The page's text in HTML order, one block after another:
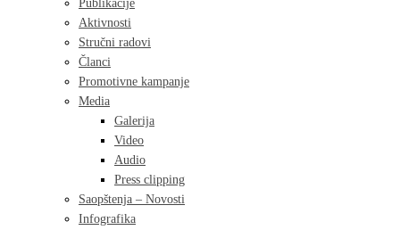
Publikacije
Aktivnosti
Stručni radovi
Članci
Promotivne kampanje
Media
Galerija
Video
Audio
Press clipping
Saopštenja – Novosti
Infografika